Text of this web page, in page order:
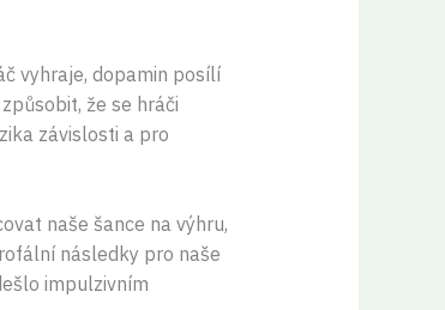
vyhraje, dopamin posílí
že se hráči
závislosti a pro
naše šance na výhru,
následky pro naše
impulzivním